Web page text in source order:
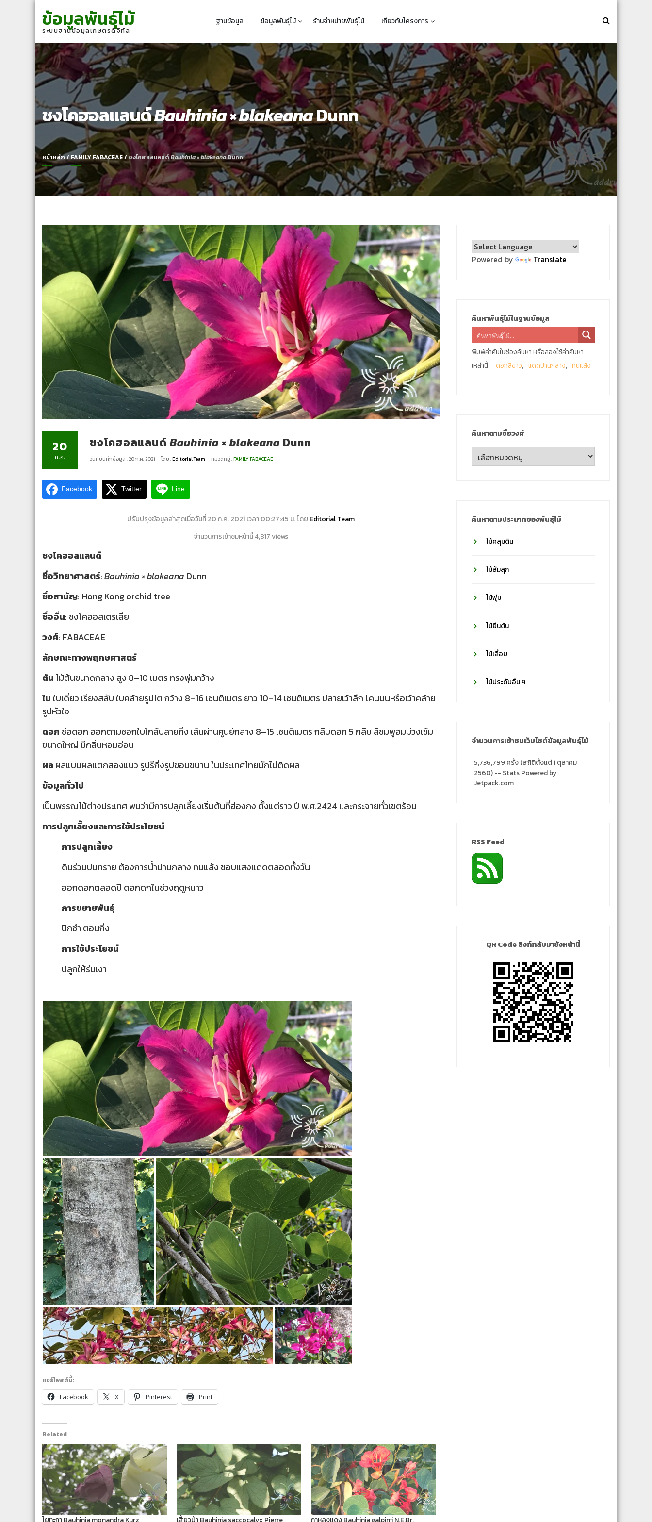
navigation
content
ข้อมูลพันธุ์ไม้
ระบบฐานข้อมูลเกษตรดิจิทัล
ฐานข้อมูล ข้อมูลพันธุ์ไม้ ร้านจำหน่ายพันธุ์ไม้ เกี่ยวกับโครงการ
ชงโคฮอลแลนด์Bauhinia×blakeanaDunn
หน้าหลัก/FAMILY FABACEAE/ ชงโคฮอลแลนด์Bauhinia×blakeanaDunn
20
ก.ค.
ชงโคฮอลแลนด์Bauhinia×blakeana Dunn
วันที่บันทึกข้อมูล : 20 ก.ค. 2021 โดย :Editorial Team หมวดหมู่ :FAMILY FABACEAE
Facebook Twitter Line
ปรับปรุงข้อมูลล่าสุดเมื่อวันที่ 20 ก.ค. 2021 เวลา 00:27:45 น. โดย Editorial Team
จำนวนการเข้าชมหน้านี้ 4,817 views
ชงโคฮอลแลนด์
ชื่อวิทยาศาสตร์:Bauhinia × blakeana Dunn
ชื่อสามัญ: Hong Kong orchid tree
ชื่ออื่น: ชงโคออสเตรเลีย
วงศ์: FABACEAE
ลักษณะทางพฤกษศาสตร์
ต้นไม้ต้นขนาดกลาง สูง 8–10 เมตร ทรงพุ่มกว้าง
ใบใบเดี่ยว เรียงสลับ ใบคล้ายรูปไต กว้าง 8–16 เซนติเมตร ยาว 10–14 เซนติเมตร ปลายเว้าลึก โคนมนหรือเว้าคล้าย
รูปหัวใจ
ดอก ช่อดอก ออกตามซอกใบใกล้ปลายกิ่ง เส้นผ่านศูนย์กลาง 8–15 เซนติเมตร กลีบดอก 5 กลีบ สีชมพูอมม่วงเข้ม
ขนาดใหญ่ มีกลิ่นหอมอ่อน
ผลผลแบบผลแตกสองแนว รูปรีกึ่งรูปขอบขนาน ในประเทศไทยมักไม่ติดผล
ข้อมูลทั่วไป
เป็นพรรณไม้ต่างประเทศ พบว่ามีการปลูกเลี้ยงเริ่มต้นที่ฮ่องกง ตั้งแต่ราว ปี พ.ศ.2424 และกระจายทั่วเขตร้อน
การปลูกเลี้ยงและการใช้ประโยชน์
การปลูกเลี้ยง
ดินร่วนปนทราย ต้องการน้ำปานกลาง ทนแล้ง ชอบแสงแดดตลอดทั้งวัน
ออกดอกตลอดปี ดอกดกในช่วงฤดูหนาว
การขยายพันธุ์
ปักชำ ตอนกิ่ง
การใช้ประโยชน์
ปลูกให้ร่มเงา
แชร์โพสต์นี้:
Facebook
X Pinterest Print
Related
โยทะกา Bauhinia monandra Kurz
เสี้ยวป่า Bauhinia saccocalyx Pierre
กาหลงแดง Bauhinia galpinii N.E.Br.
Powered by Translate
ค้นหาพันธุ์ไม้ในฐานข้อมูล
พิมพ์คำค้นในช่องค้นหา หรือลองใช้คำค้นหา
เหล่านี้:
ดอกสีขาว แดดปานกลาง ทนแล้ง
ค้นหาตามชื่อวงศ์
ค้นหา
ตาม
ค้นหาตามประเภทของพันธุ์ไม้
ไม้คลุมดิน
ไม้ล้มลุก
ไม้พุ่ม
ไม้ยืนต้น
ไม้เลื้อย
ไม้ประดับอื่น ๆ
จำนวนการเข้าชมเว็บไซต์ข้อมูลพันธุ์ไม้
5,736,799 ครั้ง (สถิติตั้งแต่ 1 ตุลาคม
2560) -- Stats Powered by
Jetpack.com
RSS Feed
QR Code ลิงก์กลับมายังหน้านี้